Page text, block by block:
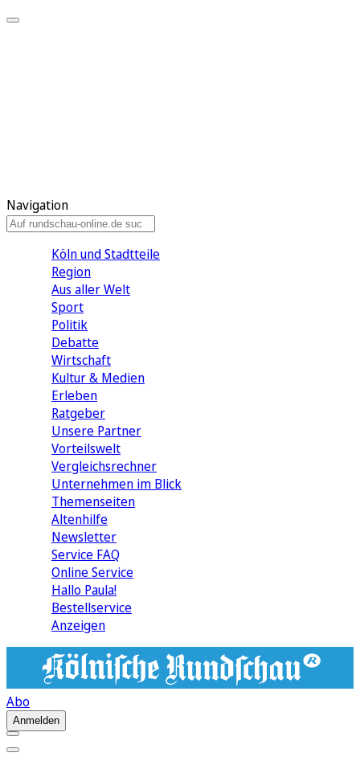
Navigation
Köln und Stadtteile
Region
Aus aller Welt
Sport
Politik
Debatte
Wirtschaft
Kultur & Medien
Erleben
Ratgeber
Unsere Partner
Vorteilswelt
Vergleichsrechner
Unternehmen im Blick
Themenseiten
Altenhilfe
Newsletter
Service FAQ
Online Service
Hallo Paula!
Bestellservice
Anzeigen
Abo
Anmelden